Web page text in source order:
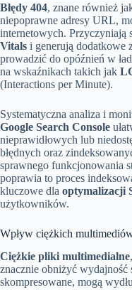
Błędy 404, znane również
niepoprawne adresy URL,
internetowych. Przyczyniają
Vitals i generują dodatkowe
prowadzić do opóźnień w
na wskaźnikach takich jak
(Interactions per Minute).
Systematyczna analiza i
Google Search Console
nieprawidłowych lub
błędnych oraz
sprawnego funkcjonowania
poprawia to proces
kluczowe dla optymalizacji
użytkowników.
Wpływ ciężkich
Ciężkie pliki multimedialne
znacznie obniżyć
skompresowane, mogą